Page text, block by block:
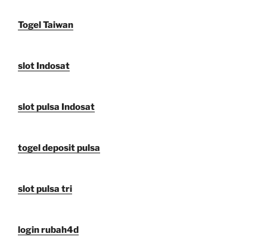
Togel Taiwan
slot Indosat
slot pulsa Indosat
togel deposit pulsa
slot pulsa tri
login rubah4d